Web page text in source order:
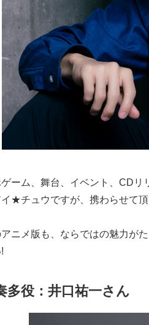
ゲーム、舞台、イベント、CD
イ★チュウですが、携わらせて
ニメ版も、ならではの魅力が
多役：井口祐一さん